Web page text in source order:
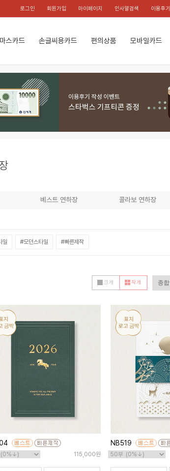
로그인 회원가입 마이페이지 인사말검색 이용후기
스카드 손글씨용카드 편의상품 모바일카드
베스트 연하장 콜라보 연하장
일 #모던스타일 #빠른제작
크게 작게
115,000원
NB519